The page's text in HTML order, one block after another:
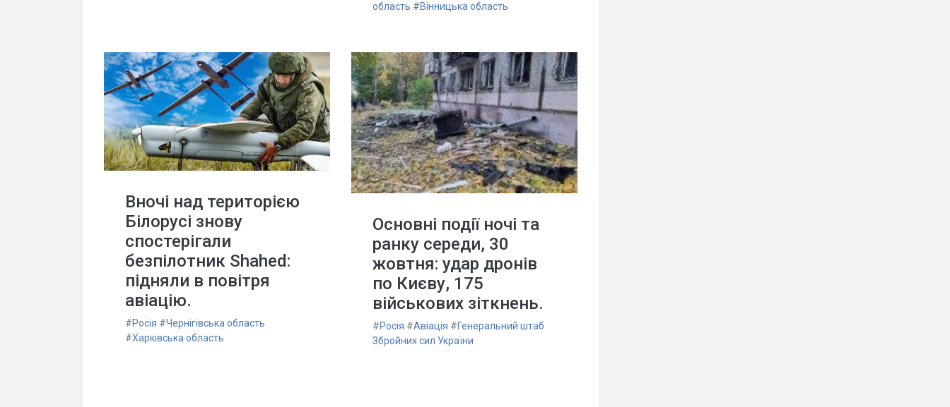
область #Вінницька область
Вночі над територією
Білорусі знову
спостерігали
безпілотник Shahed:
підняли в повітря
авіацію.
#Росія #Чернігівська область
#Харківська область
Основні події ночі та
ранку середи, 30
жовтня: удар дронів
по Києву, 175
військових зіткнень.
#Росія #Авіація #Генеральний штаб
Збройних сил України